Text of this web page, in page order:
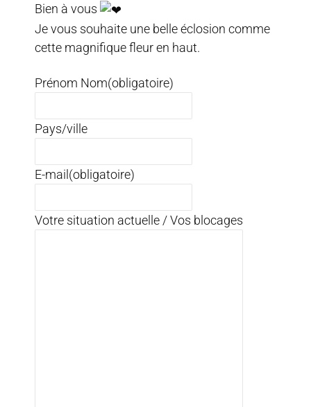
Bien à vous
Je vous souhaite une belle éclosion comme
cette magnifique fleur en haut.
Prénom Nom(obligatoire)
Pays/ville
E-mail(obligatoire)
Votre situation actuelle / Vos blocages